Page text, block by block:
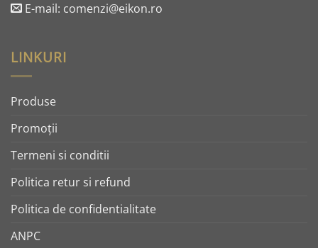
E-mail: comenzi@eikon.ro
LINKURI
Produse
Promoţii
Termeni si conditii
Politica retur si refund
Politica de confidentialitate
ANPC